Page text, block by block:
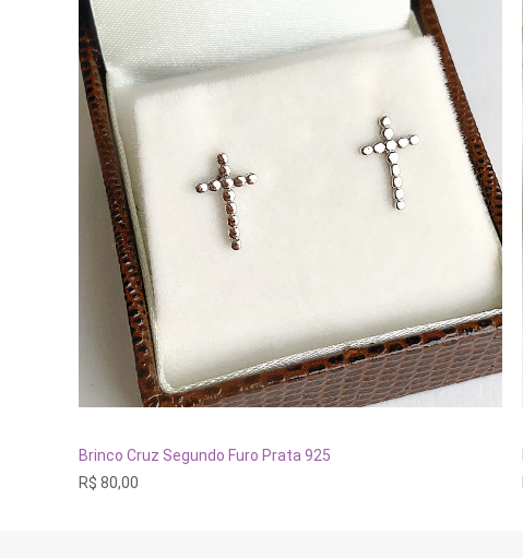
ADICIONAR AO CARRINHO
Brinco Cruz Segundo Furo Prata 925
R$ 80,00